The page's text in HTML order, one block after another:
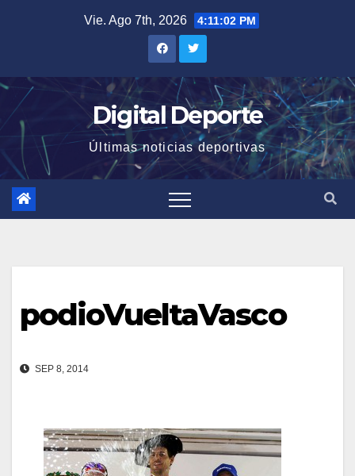
Vie. Ago 7th, 2026 4:11:02 PM
Digital Deporte
Últimas noticias deportivas
podioVueltaVasco
SEP 8, 2014